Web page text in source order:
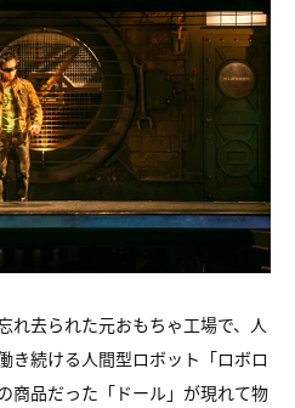
れ去られた元おもちゃ工場で、人
き続ける人間型ロボット「ロボロ
商品だった「ドール」が現れて物